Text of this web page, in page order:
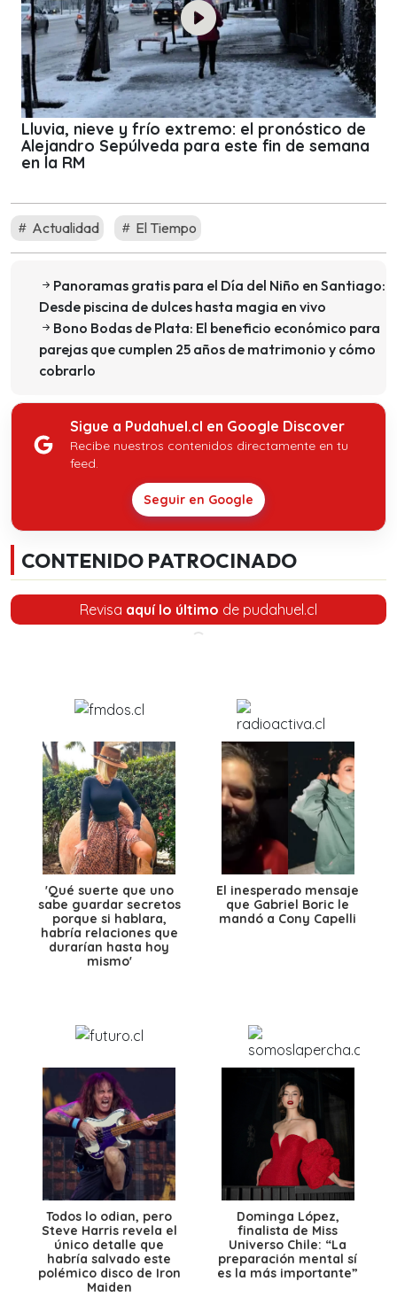
Lluvia, nieve y frío extremo: el pronóstico de
Alejandro Sepúlveda para este fin de semana
en la RM
Actualidad El Tiempo
Panoramas gratis para el Día del Niño en Santiago:
Desde piscina de dulces hasta magia en vivo
Bono Bodas de Plata: El beneficio económico para
parejas que cumplen 25 años de matrimonio y cómo
cobrarlo
Sigue a Pudahuel.cl en Google Discover
Recibe nuestros contenidos directamente en tu
feed.
Seguir en Google
CONTENIDO PATROCINADO
Revisa aquí lo último de pudahuel.cl
'Qué suerte que uno
sabe guardar secretos
porque si hablara,
habría relaciones que
durarían hasta hoy
mismo'
El inesperado mensaje
que Gabriel Boric le
mandó a Cony Capelli
Todos lo odian, pero
Steve Harris revela el
único detalle que
habría salvado este
polémico disco de Iron
Maiden
Dominga López,
finalista de Miss
Universo Chile: “La
preparación mental sí
es la más importante”